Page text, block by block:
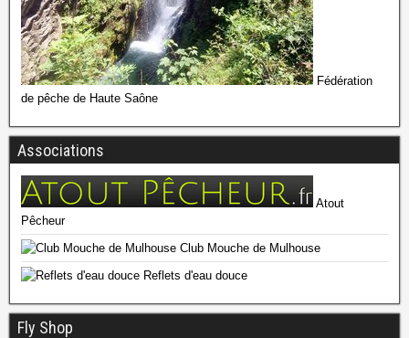
Fédération
de pêche de Haute Saône
Associations
Atout
Pêcheur
Club Mouche de Mulhouse
Reflets d'eau douce
Fly Shop